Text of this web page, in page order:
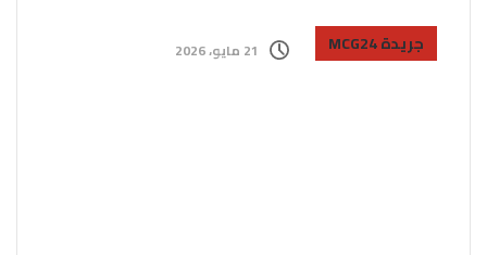
جريدة MCG24 21 مايو، 2026